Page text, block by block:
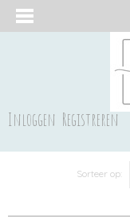
Inloggen Registreren
Sorteer op: